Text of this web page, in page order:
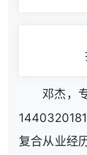
邓杰，
复合从业经